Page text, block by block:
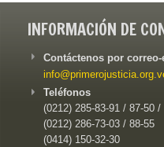
INFORMACIÓN DE
Contáctenos por
Teléfonos
(0212) 285-83-91 / 87-50 /
(0212) 286-73-03 / 88-55
(0414) 150-32-30